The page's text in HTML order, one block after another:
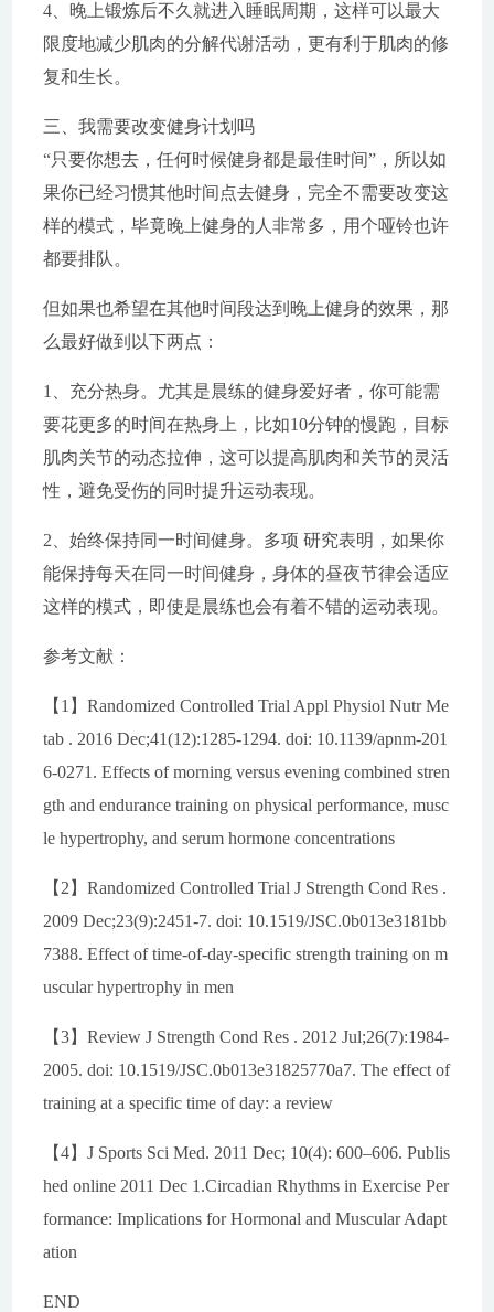
4、晚上锻炼后不久就进入睡眠周期，这样可以最大
限度地减少肌肉的分解代谢活动，更有利于肌肉的修
复和生长。
三、我需要改变健身计划吗
“只要你想去，任何时候健身都是最佳时间”，所以如
果你已经习惯其他时间点去健身，完全不需要改变这
样的模式，毕竟晚上健身的人非常多，用个哑铃也许
都要排队。
但如果也希望在其他时间段达到晚上健身的效果，那
么最好做到以下两点：
1、充分热身。尤其是晨练的健身爱好者，你可能需
要花更多的时间在热身上，比如10分钟的慢跑，目标
肌肉关节的动态拉伸，这可以提高肌肉和关节的灵活
性，避免受伤的同时提升运动表现。
2、始终保持同一时间健身。多项 研究表明，如果你
能保持每天在同一时间健身，身体的昼夜节律会适应
这样的模式，即使是晨练也会有着不错的运动表现。
参考文献：
【1】Randomized Controlled Trial Appl Physiol Nutr Me
tab . 2016 Dec;41(12):1285-1294. doi: 10.1139/apnm-201
6-0271. Effects of morning versus evening combined stren
gth and endurance training on physical performance, musc
le hypertrophy, and serum hormone concentrations
【2】Randomized Controlled Trial J Strength Cond Res .
2009 Dec;23(9):2451-7. doi: 10.1519/JSC.0b013e3181bb
7388. Effect of time-of-day-specific strength training on m
uscular hypertrophy in men
【3】Review J Strength Cond Res . 2012 Jul;26(7):1984-
2005. doi: 10.1519/JSC.0b013e31825770a7. The effect of
training at a specific time of day: a review
【4】J Sports Sci Med. 2011 Dec; 10(4): 600–606. Publis
hed online 2011 Dec 1.Circadian Rhythms in Exercise Per
formance: Implications for Hormonal and Muscular Adapt
ation
END